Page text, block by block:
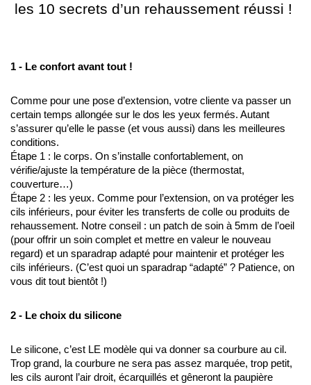
les 10 secrets d’un rehaussement réussi !
1 - Le confort avant tout !
Comme pour une pose d’extension, votre cliente va passer un
certain temps allongée sur le dos les yeux fermés. Autant
s’assurer qu’elle le passe (et vous aussi) dans les meilleures
conditions.
Étape 1 : le corps. On s’installe confortablement, on
vérifie/ajuste la température de la pièce (thermostat,
couverture…)
Étape 2 : les yeux. Comme pour l’extension, on va protéger les
cils inférieurs, pour éviter les transferts de colle ou produits de
rehaussement. Notre conseil : un patch de soin à 5mm de l’oeil
(pour offrir un soin complet et mettre en valeur le nouveau
regard) et un sparadrap adapté pour maintenir et protéger les
cils inférieurs. (C’est quoi un sparadrap “adapté” ? Patience, on
vous dit tout bientôt !)
2 - Le choix du silicone
Le silicone, c’est LE modèle qui va donner sa courbure au cil.
Trop grand, la courbure ne sera pas assez marquée, trop petit,
les cils auront l’air droit, écarquillés et gêneront la paupière